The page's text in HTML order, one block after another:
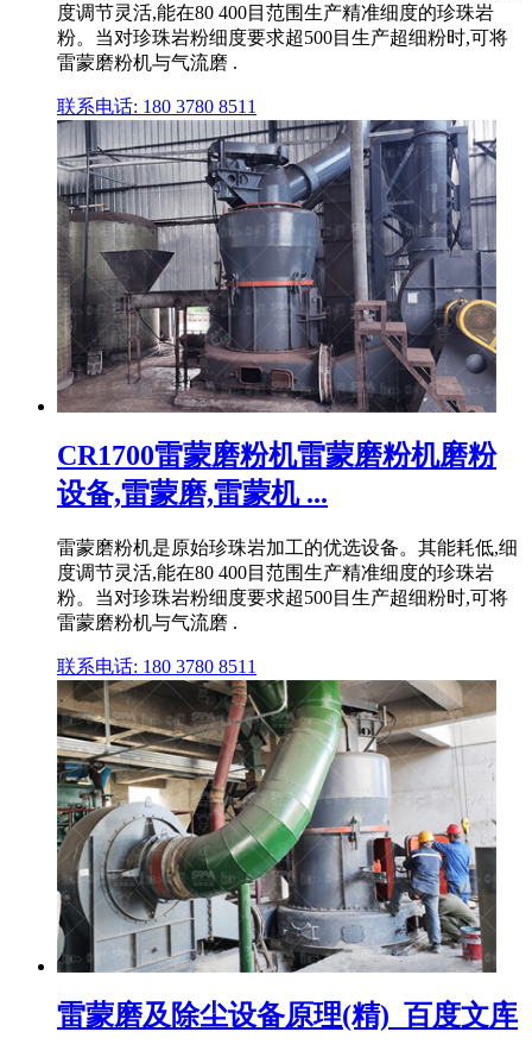
度调节灵活,能在80 400目范围生产精准细度的珍珠岩
粉。当对珍珠岩粉细度要求超500目生产超细粉时,可将
雷蒙磨粉机与气流磨 .
联系电话: 180 3780 8511
CR1700雷蒙磨粉机雷蒙磨粉机磨粉
设备,雷蒙磨,雷蒙机 ...
雷蒙磨粉机是原始珍珠岩加工的优选设备。其能耗低,细
度调节灵活,能在80 400目范围生产精准细度的珍珠岩
粉。当对珍珠岩粉细度要求超500目生产超细粉时,可将
雷蒙磨粉机与气流磨 .
联系电话: 180 3780 8511
雷蒙磨及除尘设备原理(精)_百度文库